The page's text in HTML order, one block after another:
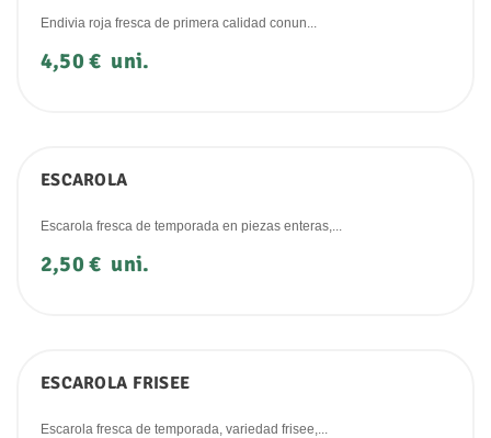
Endivia roja fresca de primera calidad conun...
Precio
4,50 € uni.
ESCAROLA
Escarola fresca de temporada en piezas enteras,...
Precio
2,50 € uni.
ESCAROLA FRISEE
Escarola fresca de temporada, variedad frisee,...